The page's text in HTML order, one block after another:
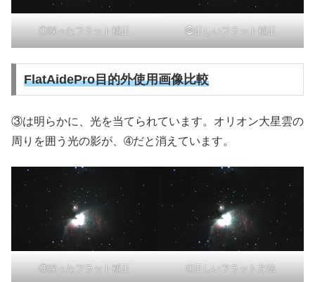
①誤ったフラット補正 ⓶正しいフラット補正
FlatAidePro目的外使用画像比較
③は明らかに、光を当てられています。オリオン大星雲の
周りを囲う光の影が、➃だと消えています。
③誤ったフラット補正 ➃正しいフラット方法